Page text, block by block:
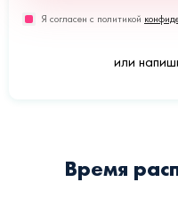
Я согласен с политикой
или
Время